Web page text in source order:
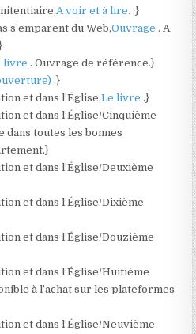
A voir et à lire. .}
s’emparent du Web,Ouvrage . A
livre . Ouvrage de référence.}
.}
et dans l’Église,Le livre .}
et dans l’Église/Cinquième
dans toutes les bonnes
et dans l’Église/Deuxième
et dans l’Église/Dixième
et dans l’Église/Douzième
et dans l’Église/Huitième
à l’achat sur les plateformes
et dans l’Église/Neuvième